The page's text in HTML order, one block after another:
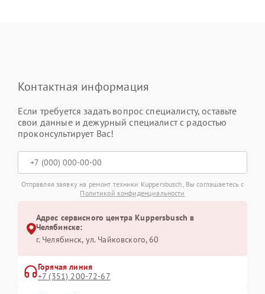
Контактная информация
Если требуется задать вопрос специалисту, оставьте
свои данные и дежурный специалист с радостью
проконсультирует Вас!
Отправляя заявку на ремонт техники Kuppersbusch, Вы соглашаетесь с
Политикой конфиденциальности
Адрес сервисного центра Kuppersbusch в
Челябинске:
г. Челябинск, ул. Чайковского, 60
Горячая линия
+7 (351) 200-72-67